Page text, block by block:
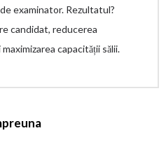
examinator. Rezultatul?
candidat, reducerea
capacității sălii.